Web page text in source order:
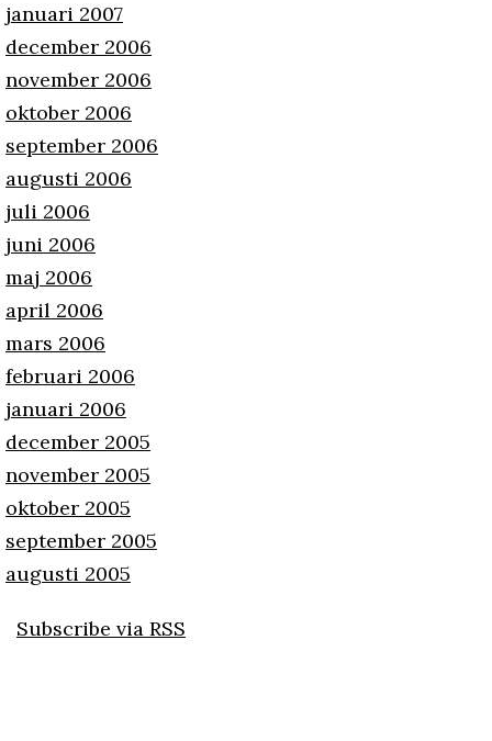
januari 2007
december 2006
november 2006
oktober 2006
september 2006
augusti 2006
juli 2006
juni 2006
maj 2006
april 2006
mars 2006
februari 2006
januari 2006
december 2005
november 2005
oktober 2005
september 2005
augusti 2005
Subscribe via RSS